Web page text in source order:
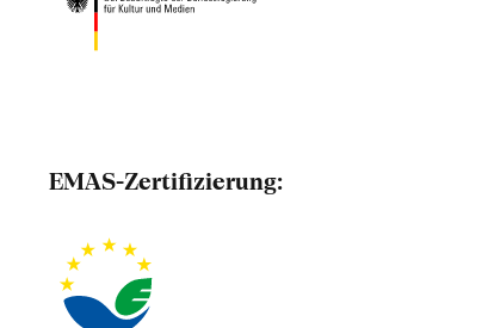
EMAS-Zertifizierung: